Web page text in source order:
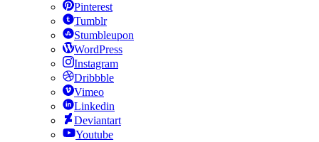
Pinterest
Tumblr
Stumbleupon
WordPress
Instagram
Dribbble
Vimeo
Linkedin
Deviantart
Youtube